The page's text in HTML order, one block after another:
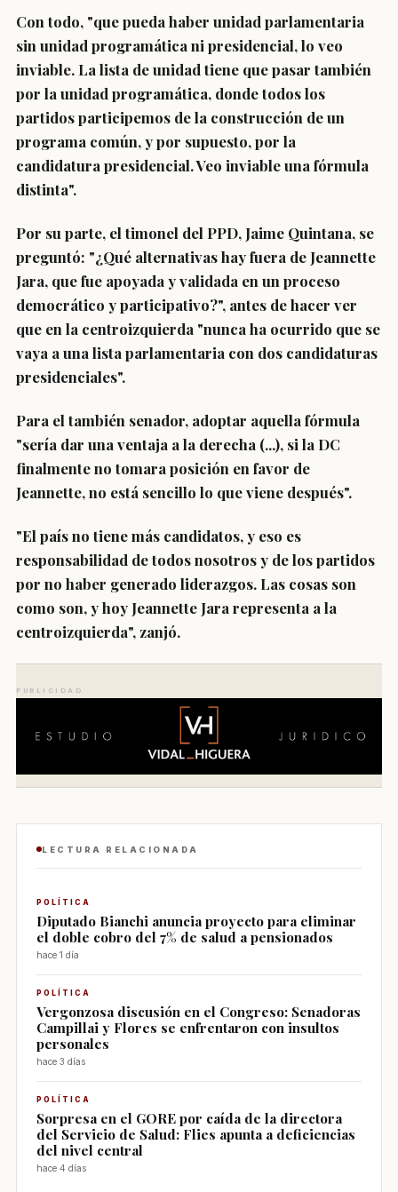
Con todo, "que pueda haber unidad parlamentaria
sin unidad programática ni presidencial, lo veo
inviable. La lista de unidad tiene que pasar también
por la unidad programática, donde todos los
partidos participemos de la construcción de un
programa común, y por supuesto, por la
candidatura presidencial. Veo inviable una fórmula
distinta".
Por su parte, eltimonel del PPD, Jaime Quintana, se
preguntó: "¿Qué alternativas hay fuera de Jeannette
Jara, que fue apoyada y validada en un proceso
democrático y participativo?", antes de hacer ver
que en la centroizquierda "nunca ha ocurrido que se
vaya a una lista parlamentaria con dos candidaturas
presidenciales".
Para el también senador, adoptar aquella fórmula
"sería dar una ventaja a la derecha (...), si la DC
finalmente no tomara posición en favor de
Jeannette, no está sencillo lo que viene después".
"El país no tiene más candidatos, y eso es
responsabilidad de todos nosotros y de los partidos
por no haber generado liderazgos. Las cosas son
como son, y hoy Jeannette Jara representa a la
centroizquierda", zanjó.
PUBLICIDAD
LECTURA RELACIONADA
POLÍTICA
Diputado Bianchi anuncia proyecto para eliminar
el doble cobro del 7% de salud a pensionados
hace 1 día
POLÍTICA
Vergonzosa discusión en el Congreso: Senadoras
Campillai y Flores se enfrentaron con insultos
personales
hace 3 días
POLÍTICA
Sorpresa en el GORE por caída de la directora
del Servicio de Salud: Flies apunta a deficiencias
del nivel central
hace 4 días